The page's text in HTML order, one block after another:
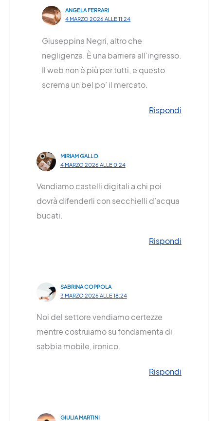
ANGELA FERRARI
4 MARZO 2026 ALLE 11:24
Giuseppina Negri, altro che
negligenza. È una barriera all’ingresso.
Il web non è più per tutti, e questo
screma un bel po’ il mercato.
Rispondi
MIRIAM GALLO
4 MARZO 2026 ALLE 0:24
Vendiamo castelli digitali a chi poi
dovrà difenderli con secchielli d’acqua
bucati.
Rispondi
SABRINA COPPOLA
3 MARZO 2026 ALLE 18:24
Noi del settore vendiamo certezze
mentre costruiamo su fondamenta di
sabbia mobile, ironico.
Rispondi
GIULIA MARTINI